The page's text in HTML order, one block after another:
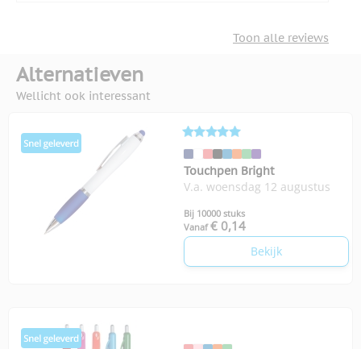
Toon alle reviews
Alternatieven
Wellicht ook interessant
Touchpen Bright
V.a. woensdag 12 augustus
Bij 10000 stuks
Vanaf € 0,14
Bekijk